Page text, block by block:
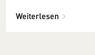
Weiterlesen